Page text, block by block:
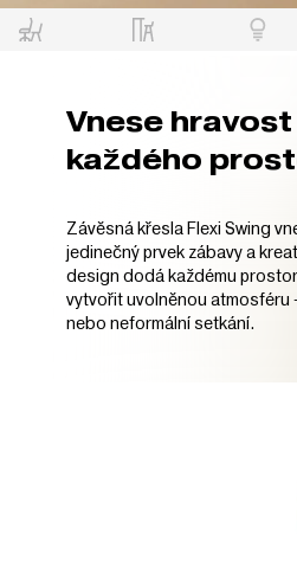
Vnese
každého
Závěsná křesla Flexi Swing
jedinečný prvek zábavy a
design dodá každému
vytvořit uvolněnou atmosféru
nebo neformální setkání.